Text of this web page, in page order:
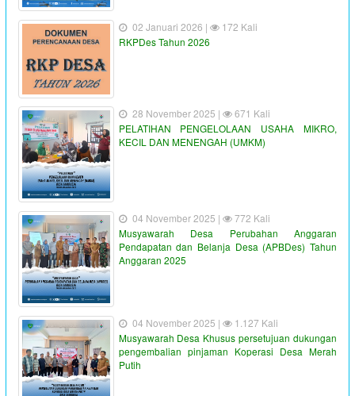
02 Januari 2026 |
172 Kali
RKPDes Tahun 2026
28 November 2025 |
671 Kali
PELATIHAN PENGELOLAAN USAHA MIKRO,
KECIL DAN MENENGAH (UMKM)
04 November 2025 |
772 Kali
Musyawarah Desa Perubahan Anggaran
Pendapatan dan Belanja Desa (APBDes) Tahun
Anggaran 2025
04 November 2025 |
1.127 Kali
Musyawarah Desa Khusus persetujuan dukungan
pengembalian pinjaman Koperasi Desa Merah
Putih
"PENYALURAN BLT-DD TAHUN ANGGARAN 2023"